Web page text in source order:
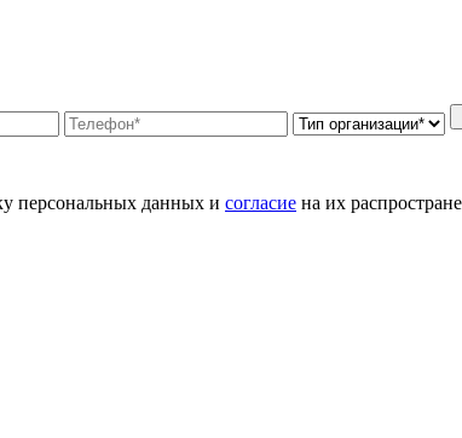
персональных данных и согласие на их